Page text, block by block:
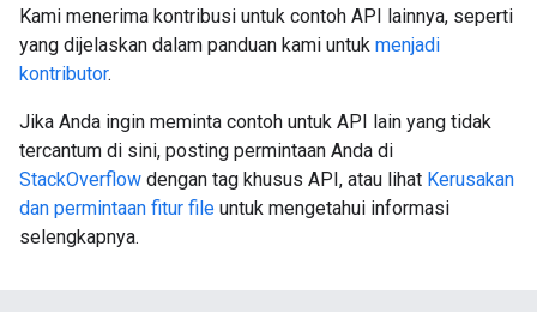
Kami menerima kontribusi untuk contoh API lainnya, seperti
yang dijelaskan dalam panduan kami untuk menjadi
kontributor.
Jika Anda ingin meminta contoh untuk API lain yang tidak
tercantum di sini, posting permintaan Anda di
StackOverflow dengan tag khusus API, atau lihat Kerusakan
dan permintaan fitur file untuk mengetahui informasi
selengkapnya.